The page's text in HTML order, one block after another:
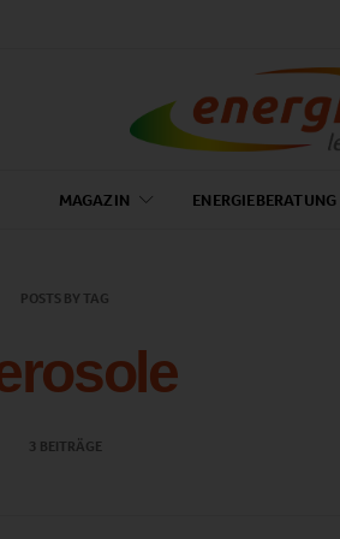
MAGAZIN ENERGIEBERATUNG
POSTS BY TAG
3 BEITRÄGE